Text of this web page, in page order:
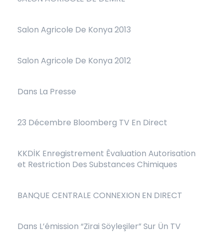
Salon Agricole De Konya 2013
Salon Agricole De Konya 2012
Dans La Presse
23 Décembre Bloomberg TV En Direct
KKDİK Enregistrement Êvaluation Autorisation
et Restriction Des Substances Chimiques
BANQUE CENTRALE CONNEXION EN DIRECT
Dans L’émission “Zirai Söyleşiler” Sur Ün TV